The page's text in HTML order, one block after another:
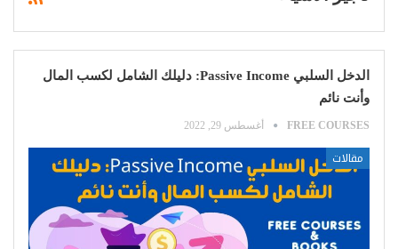
الدخل السلبي Passive Income: دليلك الشامل لكسب المال
وأنت نائم
FREE COURSES أغسطس 29, 2022
مقالات